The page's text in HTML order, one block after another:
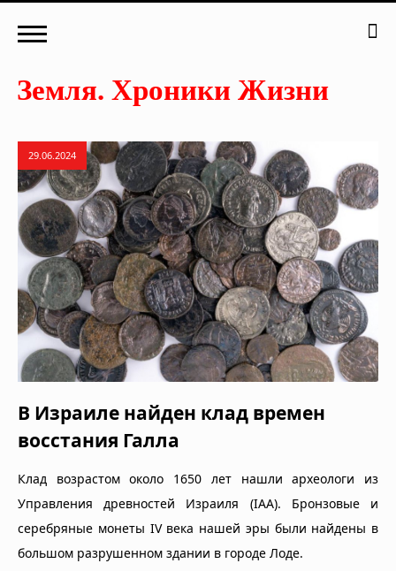
29.06.2024
В Израиле найден клад времен
восстания Галла
Клад возрастом около 1650 лет нашли археологи из
Управления древностей Израиля (IAA). Бронзовые и
серебряные монеты IV века нашей эры были найдены в
большом разрушенном здании в городе Лоде.